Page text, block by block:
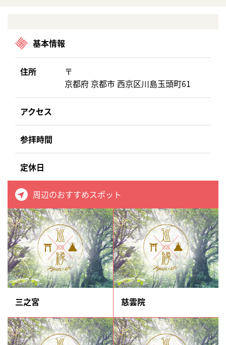
基本情報
住所
〒
京都府 京都市 西京区川島玉頭町61
アクセス
参拝時間
定休日
周辺のおすすめスポット
三之宮 慈雲院